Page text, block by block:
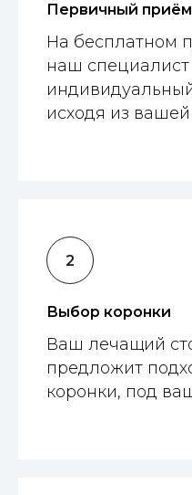
Первичный
На бесплатном
наш
исходя из
Выбор коронки
Ваш лечащий
предложит
коронки, под